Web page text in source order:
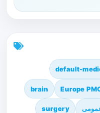
default-
Europe
brain
surgery